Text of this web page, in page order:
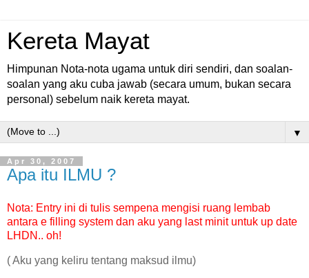
Kereta Mayat
Himpunan Nota-nota ugama untuk diri sendiri, dan soalan-
soalan yang aku cuba jawab (secara umum, bukan secara
personal) sebelum naik kereta mayat.
▼
Apr 30, 2007
Apa itu ILMU ?
Nota: Entry ini di tulis sempena mengisi ruang lembab
antara e filling system dan aku yang last minit untuk up date
LHDN.. oh!
( Aku yang keliru tentang maksud ilmu)